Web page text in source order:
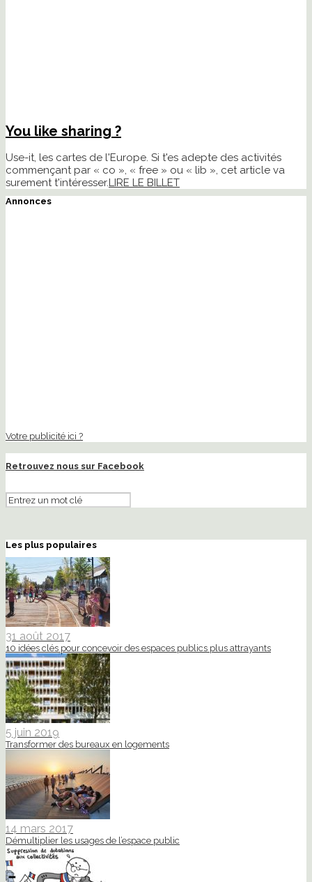
You like sharing ?
Use-it, les cartes de l'Europe. Si t'es adepte des activités
commençant par « co », « free » ou « lib », cet article va
surement t'intéresser.LIRE LE BILLET
Annonces
Votre publicité ici ?
Retrouvez nous sur Facebook
Les plus populaires
31 août 2017
10 idées clés pour concevoir des espaces publics plus attrayants
5 juin 2019
Transformer des bureaux en logements
14 mars 2017
Démultiplier les usages de l’espace public